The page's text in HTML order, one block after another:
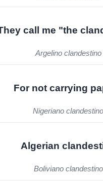
call me "the
Argelino clandestino
For not carrying
Nigeriano clandestino
Algerian
Boliviano clandestino